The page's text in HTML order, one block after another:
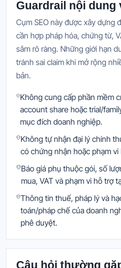
Guardrail nội dung
Cụm SEO này được xây dựng
cần hợp pháp hóa, chứng từ,
sắm rõ ràng. Những giới hạn
tránh sai claim khi mở rộng
bản.
Không cung cấp phần mềm
account share hoặc trial/
mục đích doanh nghiệp.
Không tự nhận đại lý chính
có chứng nhận hoặc phạm
Báo giá phụ thuộc gói, số
mua, VAT và phạm vi hỗ trợ
Thông tin thuế, pháp lý và
toán/pháp chế của doanh
phê duyệt.
Câu hỏi thường